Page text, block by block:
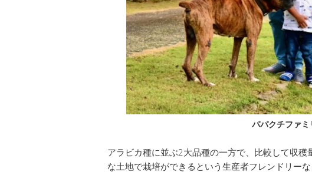
パパクチファミ
アラビカ種に並ぶ2大品種の一方で、比較して収
な土地で栽培ができるという生産者フレンドリーな